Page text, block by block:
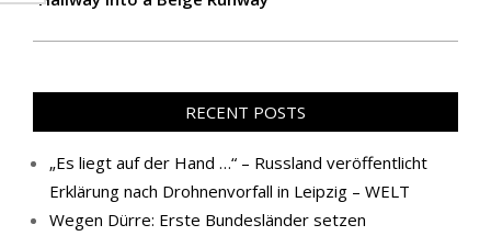
RECENT POSTS
„Es liegt auf der Hand …“ – Russland veröffentlicht
Erklärung nach Drohnenvorfall in Leipzig – WELT
Wegen Dürre: Erste Bundesländer setzen